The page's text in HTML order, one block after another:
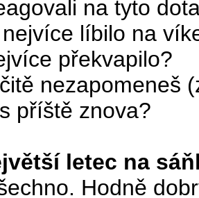
na tyto
líbilo na
překvapilo?
nezapomeneš
příště znova?
letec na
Hodně